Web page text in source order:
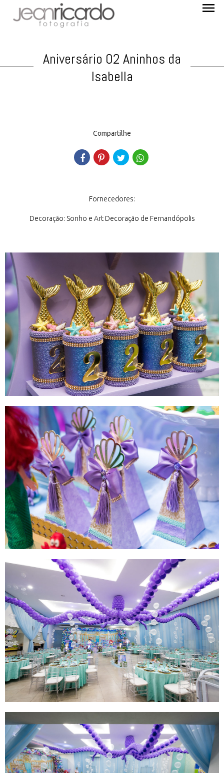
menu
Aniversário 02 Aninhos da
Isabella
Compartilhe
Fornecedores:
Decoração: Sonho e Art Decoração de Fernandópolis